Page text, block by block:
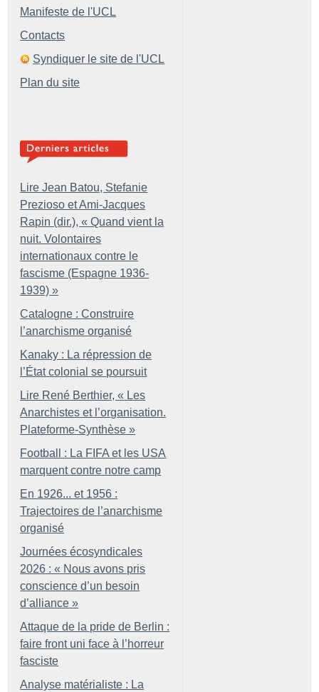
Manifeste de l'UCL
Contacts
Syndiquer le site de l'UCL
Plan du site
Lire Jean Batou, Stefanie
Prezioso et Ami-Jacques
Rapin (dir.), « Quand vient la
nuit. Volontaires
internationaux contre le
fascisme (Espagne 1936-
1939) »
Catalogne : Construire
l’anarchisme organisé
Kanaky : La répression de
l’État colonial se poursuit
Lire René Berthier, « Les
Anarchistes et l’organisation.
Plateforme-Synthèse »
Football : La FIFA et les USA
marquent contre notre camp
En 1926... et 1956 :
Trajectoires de l’anarchisme
organisé
Journées écosyndicales
2026 : « Nous avons pris
conscience d’un besoin
d’alliance »
Attaque de la pride de Berlin :
faire front uni face à l’horreur
fasciste
Analyse matérialiste : La